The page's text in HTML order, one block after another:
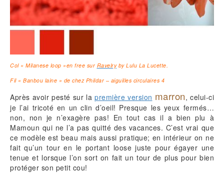
Col « Milanese loop »en free sur Ravelryby Lulu La Lucette.
Fil « Banbou laine » de chez Phildar – aiguilles circulaires 4
Après avoir pesté sur la première version marron, celui-ci
je l’ai tricoté en un clin d’oeil! Presque les yeux fermés…
non, non je n’exagère pas! En tout cas il a bien plu à
Mamoun qui ne l’a pas quitté des vacances. C’est vrai que
ce modèle est beau mais aussi pratique; en intérieur on ne
fait qu’un tour en le portant loose juste pour égayer une
tenue et lorsque l’on sort on fait un tour de plus pour bien
protéger son petit cou!